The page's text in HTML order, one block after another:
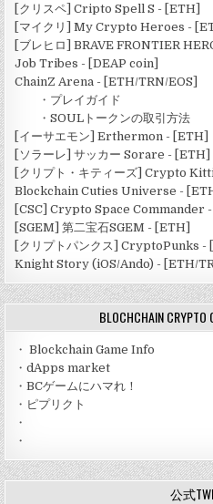
[クリスペ] Cripto Spell S - [ETH]
[マイクリ] My Crypto Heroes -
[ブレヒロ] BRAVE FRONTIER
Job Tribes - [DEAP coin]
ChainZ Arena - [ETH/TRN/EOS]
・ プレイガイド
・SOULトークンの取引方法
[イーサエモン] Erthermon - [ETH]
[ソラーレ] サッカー Sorare - [ETH]
[クリプト・キティーズ] Crypto
Blockchain Cuties Universe -
[CSC] Crypto Space Commander
[SGEM] 第二宝石SGEM - [ETH]
[クリプトパンクス] CryptoPunks -
Knight Story (iOS/Ando) - [ETH/
BLOCHCHAIN
・ Blockchain Game Info
・dApps market
・BCゲームにハマれ！
・ ピプリクト
・
・
公式